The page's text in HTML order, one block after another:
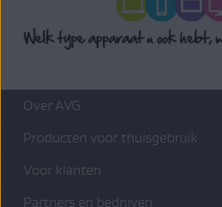
Over AVG
Producten voor thuisgebruik
Voor klanten
Partners en bedrijven